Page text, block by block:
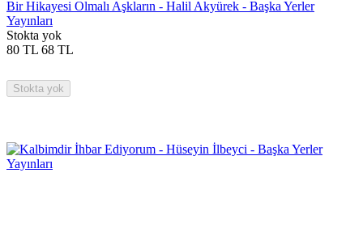
Bir Hikayesi Olmalı Aşkların - Halil Akyürek - Başka Yerler
Yayınları
Stokta yok
80 TL 68 TL
Stokta yok